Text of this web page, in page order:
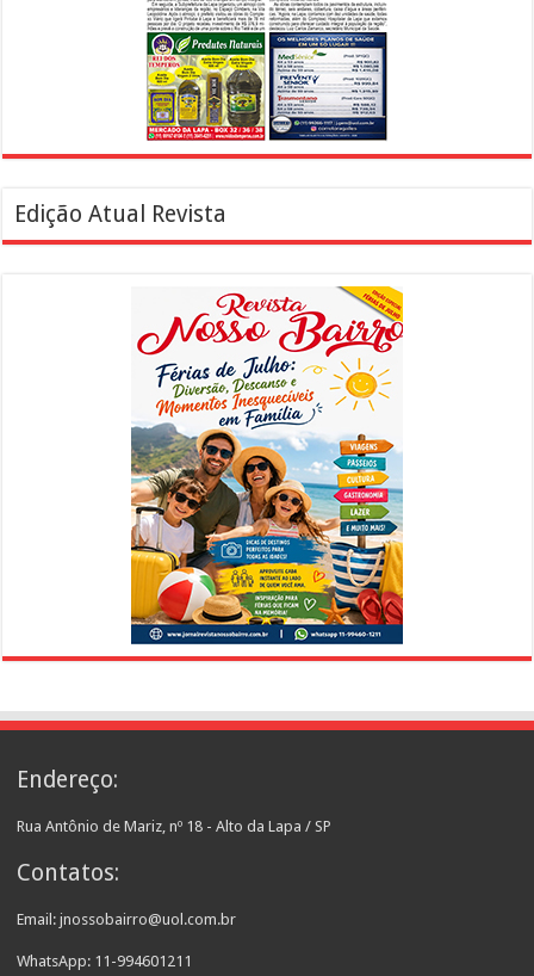
Edição Atual Revista
Endereço:
Rua Antônio de Mariz, nº 18 - Alto da Lapa / SP
Contatos:
Email: jnossobairro@uol.com.br
WhatsApp: 11-994601211